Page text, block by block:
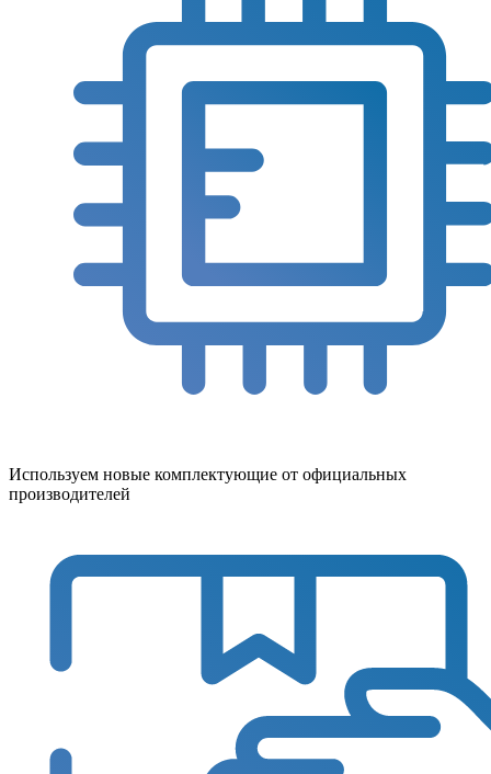
Используем новые комплектующие от официальных
производителей